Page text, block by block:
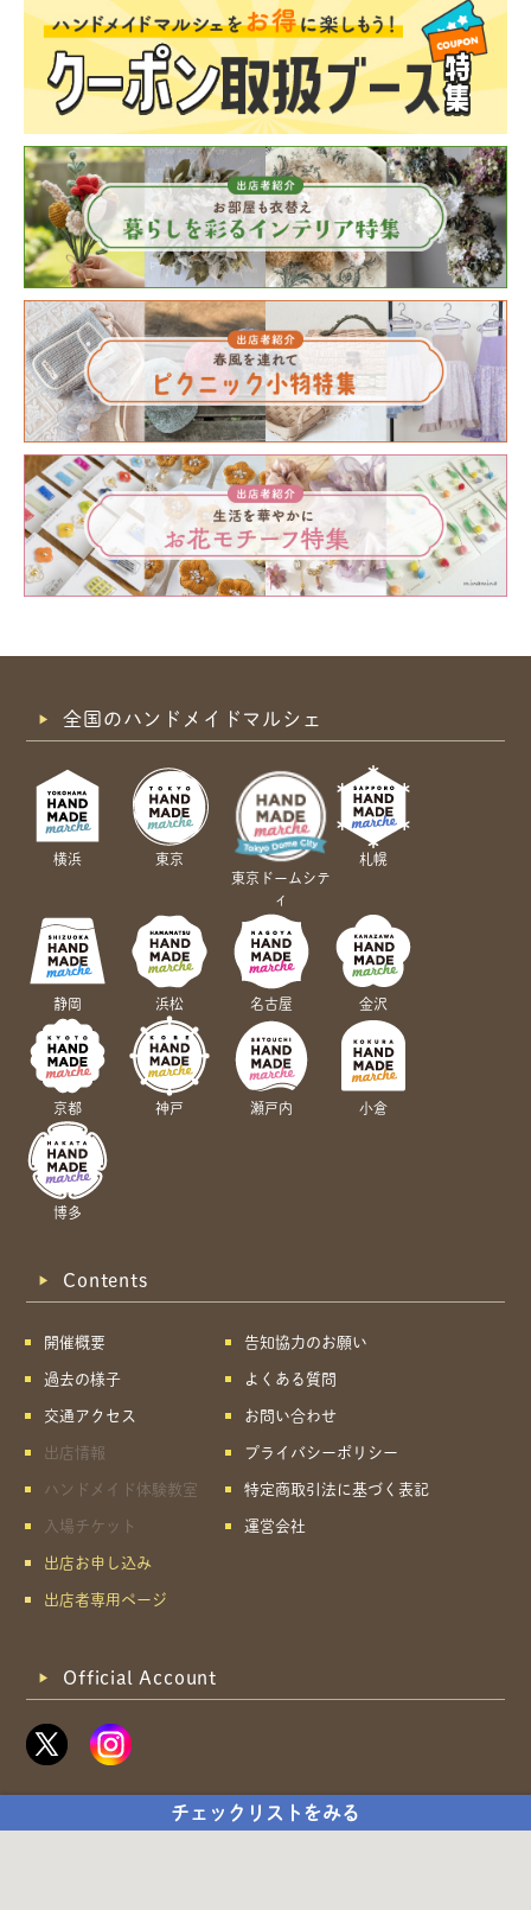
チェックリストをみる
全国のハンドメイドマルシェ
横浜
東京
東京ドームシテ
ィ
札幌
静岡 浜松 名古屋 金沢
京都 神戸 瀬戸内 小倉
博多
Contents
開催概要
過去の様子
交通アクセス
出店情報
ハンドメイド体験教室
入場チケット
出店お申し込み
出店者専用ページ
告知協力のお願い
よくある質問
お問い合わせ
プライバシーポリシー
特定商取引法に基づく表記
運営会社
Official Account